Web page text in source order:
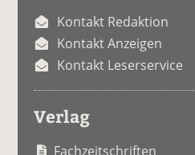
Kontakt Redaktion
Kontakt Anzeigen
Kontakt Leserservice
Verlag
Fachzeitschriften